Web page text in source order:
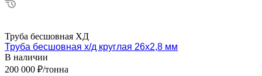
Труба бесшовная ХД
Труба бесшовная х/д круглая 26х2,8 мм
В наличии
200 000 ₽/тонна